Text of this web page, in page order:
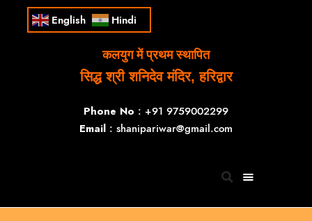
English Hindi
कलयुग में प्रथम स्थापित
सिद्ध श्री शनिदेव मंदिर, हरिद्वार
Phone No : +91 9759002299
Email : shanipariwar@gmail.com